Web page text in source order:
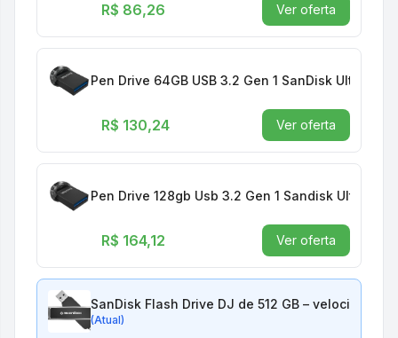
R$ 86,26 Ver oferta
Pen Drive 64GB USB 3.2 Gen 1 SanDisk Ultra
R$ 130,24 Ver oferta
Pen Drive 128gb Usb 3.2 Gen 1 Sandisk Ultra Fit
R$ 164,12 Ver oferta
SanDisk Flash Drive DJ de 512 GB – velocidade
(Atual)